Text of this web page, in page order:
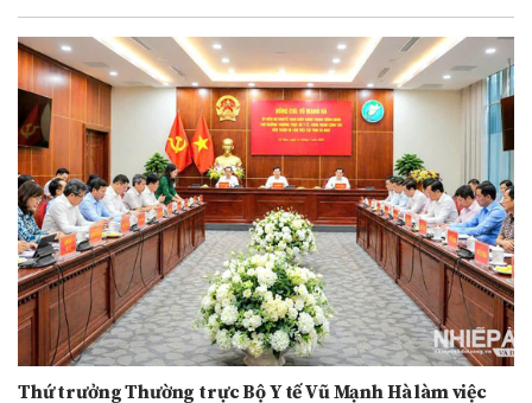
Thứ trưởng Thường trực Bộ Y tế Vũ Mạnh Hà làm việc